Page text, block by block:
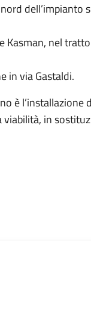
Kasman, nel
in via Gastaldi.
è
in